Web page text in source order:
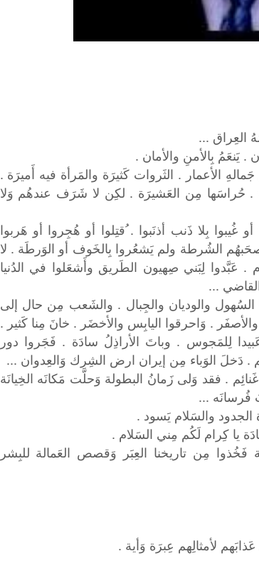
العِراق ...
يَنعَمُ بِالأمنِ والأمان .
الأعمار . الثَروات كَثيرَة والمَرأة فيه أَميرَة .
. حُراسَها مِن العَشيرَة . لكِن لا شَرَف عندهُم وَلا
بِلا ذَنب أذنَبوا . ُقتِلوا أو هُجِروا أو هَربوا
الشُرطة ولم يَشعُروا بِالخَوف أو الوَرطَة . لا
. عَبَّدوا لِبَني صِهيون الطَريق وأَشعَلوا في الدُنيا
...
والوديان والجِبال . والشَعب مِن حال إلى
. وَاحرقوا اليابِس والأخضَر . خانَ مِنا كَثير .
لِلمَجوس . وباتَ الأراذِلُ سادَة . فَجَروا دور
. دَخلَ الوَباء مِن إيران ارض الشِرك وَالعِدوان ...
غَنائِم . فقد وَلى زَمانُ البطولة وَحلَّت مَكانَه الخِيانَة
فُرسانَه ...
الجدود والسَلام يَسود .
يا كِرام لَكُم مِني السَلام .
فَخُذوا مِن تاريخنا العِبَر وَقصص العَمالة للبِشر
عَذابَهم لأمثالِهم عِبرَة وَأية .